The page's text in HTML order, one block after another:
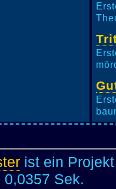
ist ein
0,0357 Sek.